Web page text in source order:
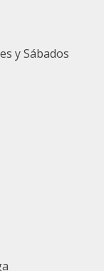
y Sábados